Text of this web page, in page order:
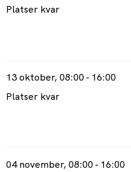
Platser kvar
13 oktober, 08:00 - 16:00
Platser kvar
04 november, 08:00 - 16:00